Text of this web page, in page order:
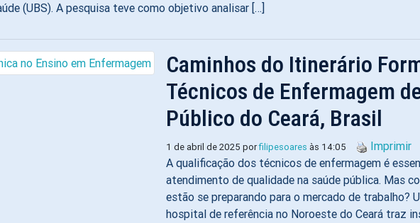
(UBS). A pesquisa teve como objetivo analisar […]
Caminhos do Itinerário
Técnicos de Enfermagem
Público do Ceará, Brasil
1 de abril de 2025 porfilipesoares às 14:05
Imprimir
A qualificação dos técnicos de enfermagem é
atendimento de qualidade na saúde pública. Mas
estão se preparando para o mercado de trabalho?
hospital de referência no Noroeste do Ceará traz